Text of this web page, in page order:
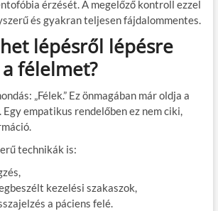
érzését. A megelőző kontroll ezzel
és gyakran teljesen fájdalommentes.
lépésről lépésre
félelmet?
„Félek.” Ez önmagában már oldja a
empatikus rendelőben ez nem ciki,
technikák is:
kezelési szakaszok,
a páciens felé.